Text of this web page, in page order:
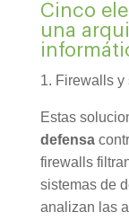
Cinco
una
1. Firewalls y
Estas
defensa
firewalls
sistemas de
analizan las